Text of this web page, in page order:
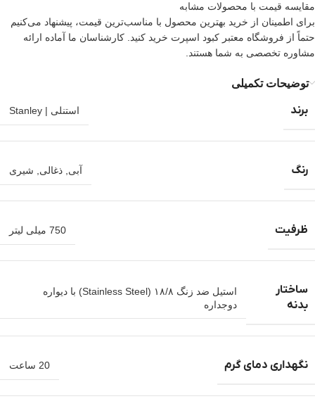
مقایسه قیمت با محصولات مشابه
برای اطمینان از خرید بهترین محصول با مناسب‌ترین قیمت، پیشنهاد می‌کنیم
حتماً از فروشگاه معتبر کبود اسپرت خرید کنید. کارشناسان ما آماده ارائه
مشاوره تخصصی به شما هستند.
توضیحات تکمیلی
برند استنلی | Stanley
رنگ آبی ذغالی شیری
ظرفیت 750 میلی لیتر
ساختار
بدنه
استیل ضد زنگ ۱۸/۸ (Stainless Steel) با دیواره
دوجداره
نگهداری دمای گرم 20 ساعت